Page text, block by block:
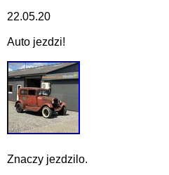
22.05.20
Auto jezdzi!
Znaczy jezdzilo.